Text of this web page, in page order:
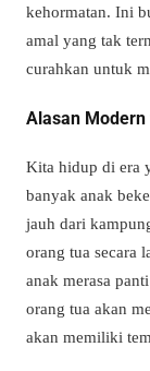
kehormatan. Ini
amal yang tak
curahkan untuk
Alasan
Kita hidup di era
banyak anak
jauh dari
orang tua secara
anak merasa
orang tua akan
akan memiliki